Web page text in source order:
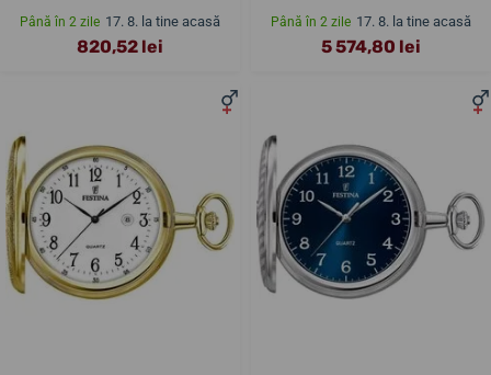
Până în 2 zile 17. 8. la tine acasă
820,52 lei
Până în 2 zile 17. 8. la tine acasă
5 574,80 lei